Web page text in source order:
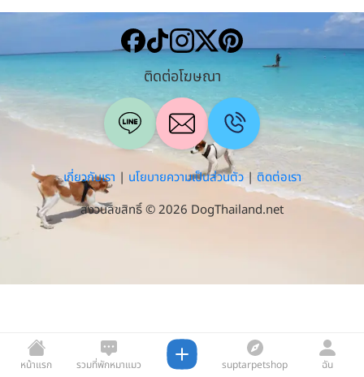
หน้าแรก
รวมที่พักหมาแมว
suptarpetshop ฉัน
ติดต่อโฆษณา
เกี่ยวกับเรา | นโยบายความเป็นส่วนตัว| ติดต่อเรา
สงวนลิขสิทธิ์ © 2026 DogThailand.net